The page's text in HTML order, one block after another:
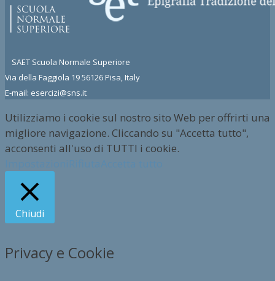
SAET Scuola Normale Superiore
Via della Faggiola 19 56126 Pisa, Italy
E-mail: esercizi@sns.it
Utilizziamo i cookie sul nostro sito Web per offrirti una
migliore navigazione. Cliccando su "Accetta tutto",
acconsenti all'uso di TUTTI i cookie.
Chiudi
Privacy e Cookie